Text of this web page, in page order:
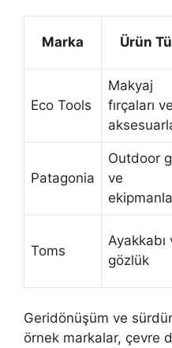
Marka Ürün
Eco Tools
Makyaj
fırçaları ve
Patagonia
Outdoor
ve
Toms
Ayakkabı
gözlük
Geridönüşüm ve
örnek markalar, çevre